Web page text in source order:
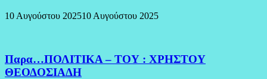
10 Αυγούστου 202510 Αυγούστου 2025
Παρα…ΠΟΛΙΤΙΚΑ – ΤΟΥ : ΧΡΗΣΤΟΥ
ΘΕΟΔΟΣΙΑΔΗ